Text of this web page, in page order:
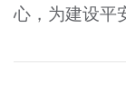
心，为建设平